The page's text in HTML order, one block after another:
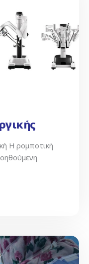
Η ρομποτική